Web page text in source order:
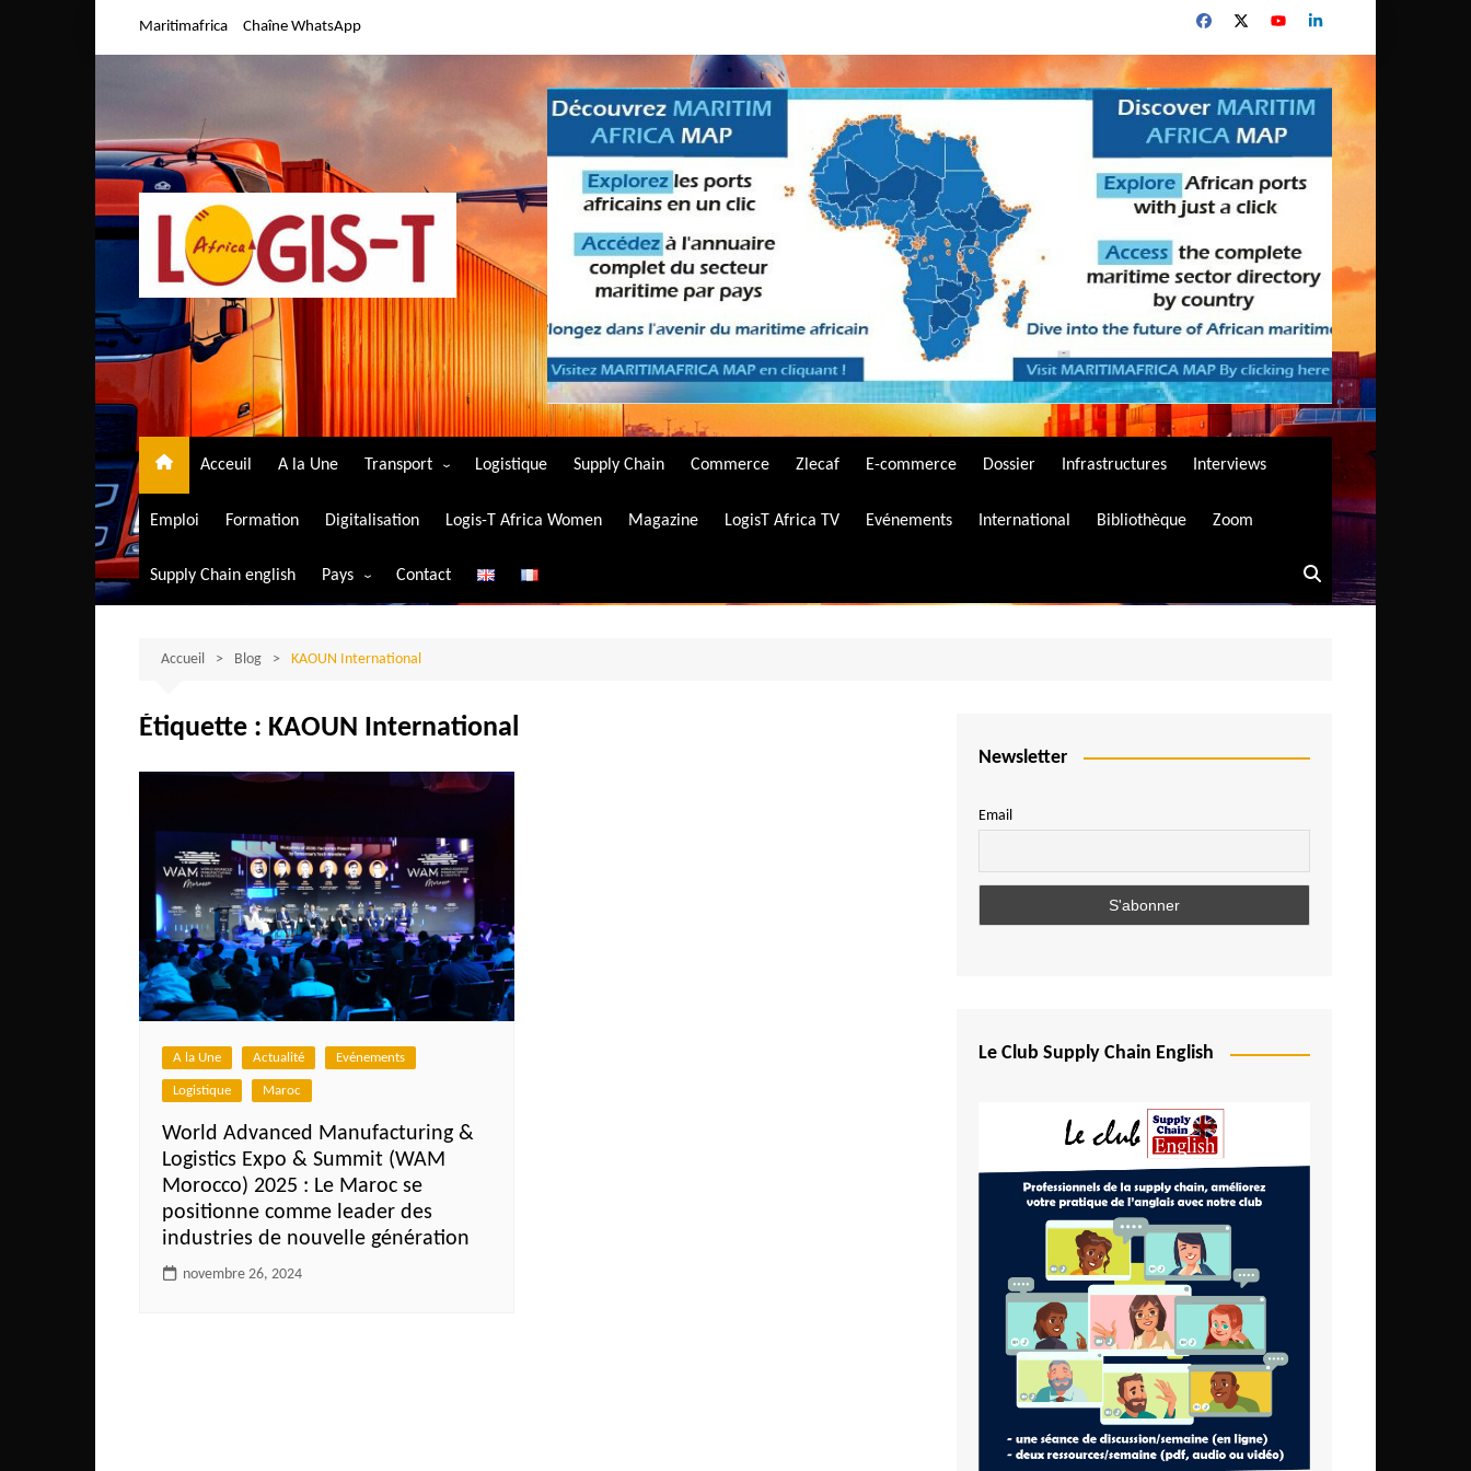
Maritimafrica Chaîne WhatsApp
Acceuil A la Une Transport
Transport aérien
Transport ferroviaire
Transport routier
Logistique Supply Chain Commerce Zlecaf E-commerce Dossier Infrastructures Interviews
Emploi Formation Digitalisation Logis-T Africa Women Magazine LogisT Africa TV Evénements International Bibliothèque Zoom
Supply Chain english Pays
Algérie
Bénin
Burkina-Faso
Bostwana
Cameroun
Centrafrique
Comores
Côte d’Ivoire
Egypte
Gabon
Gambie
Ghana
Guinée
Contact
Accueil Blog KAOUN International
Étiquette : KAOUN International
A la Une Actualité Evénements
Logistique Maroc
World Advanced Manufacturing &
Logistics Expo & Summit (WAM
Morocco) 2025 : Le Maroc se
positionne comme leader des
industries de nouvelle génération
novembre 26, 2024
Newsletter
Email
Le Club Supply Chain English